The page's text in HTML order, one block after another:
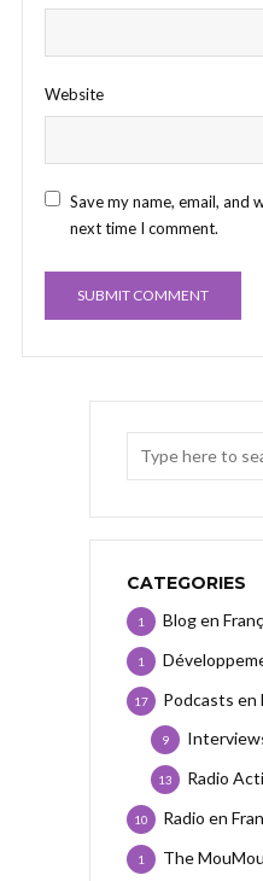
Website
Save my name, email, and
next time I comment.
CATEGORIES
Blog en
1
1
Podcasts en
17
9
Radio
13
Radio en
10
The
1